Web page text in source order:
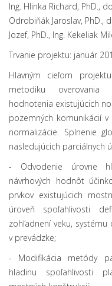
Ing. Hlinka Richard, PhD.,
Odrobiňák Jaroslav, PhD.,
Jozef, PhD., Ing. Kekeliak
Trvanie projektu:
Hlavným cieľom
metodiku overovania
hodnotenia existujúcich
pozemných komunikácií
normalizácie. Splnenie
nasledujúcich parciálnych
- Odvodenie úrovne
návrhových hodnôt
prvkov existujúcich
úroveň spoľahlivosti
zohľadnení veku,
v prevádzke;
- Modifikácia metódy
hladinu spoľahlivosti